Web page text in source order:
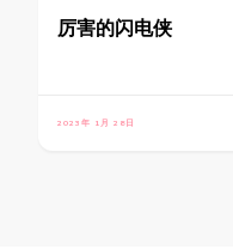
厉害的闪电侠
2023年 1月 28日